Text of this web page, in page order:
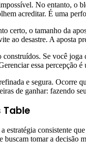
No entanto, o
acreditar. É uma
certo, o tamanho da
ao desastre. A aposta
construídos. Se você
essa percepção
e segura. Ocorre
de ganhar: fazendo
Table
estratégia consistente
buscam tomar a decisão